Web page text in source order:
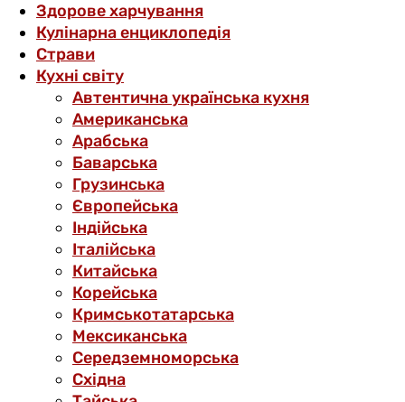
Здорове харчування
Кулінарна енциклопедія
Страви
Кухні світу
Автентична українська кухня
Американська
Арабська
Баварська
Грузинська
Європейська
Індійська
Італійська
Китайська
Корейська
Кримськотатарська
Мексиканська
Середземноморська
Східна